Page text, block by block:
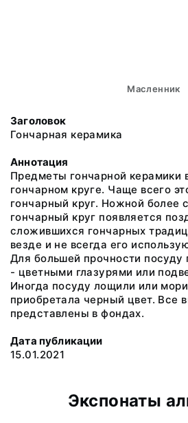
Масленник
Заголовок
Гончарная керамика
Аннотация
Предметы гончарной керамики
гончарном круге. Чаще всего
гончарный круг. Ножной более
гончарный круг появляется
сложившихся гончарных
везде и не всегда его
Для большей прочности посуду
- цветными глазурями или
Иногда посуду лощили или
приобретала черный цвет. Все
представлены в фондах.
Дата публикации
15.01.2021
Экспонаты